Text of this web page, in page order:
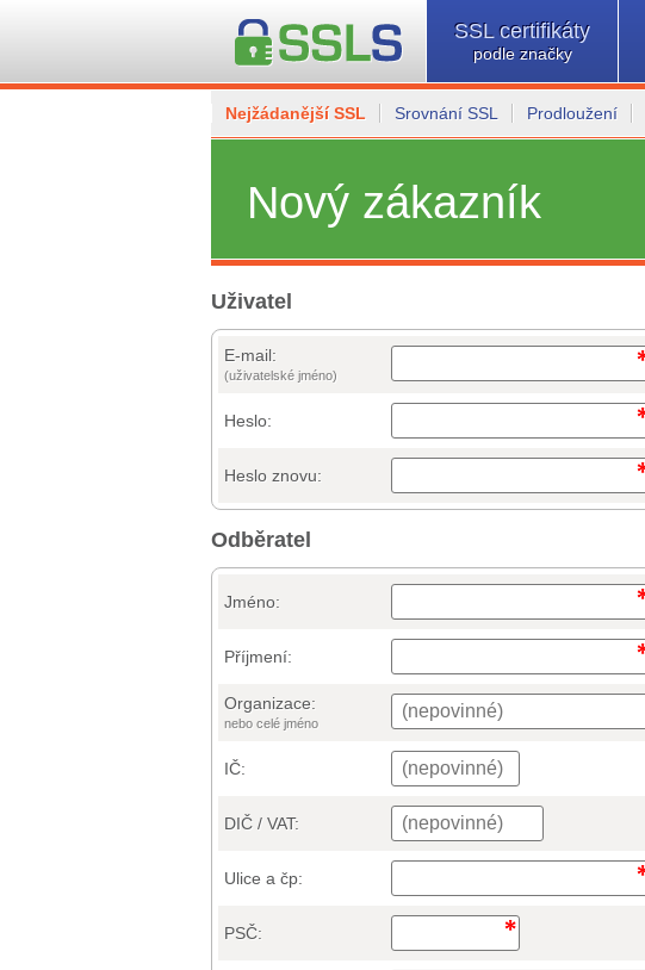
SSL certifikáty
podle značky
Nejžádanější SSL Srovnání SSL Prodloužení
Nový zákazník
Uživatel
E-mail:
(uživatelské jméno)
Heslo:
Heslo znovu:
Odběratel
Jméno:
Příjmení:
Organizace:
nebo celé jméno
IČ:
DIČ / VAT:
Ulice a čp:
PSČ: